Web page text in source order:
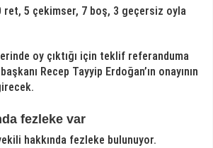
ret, 5 çekimser, 7 boş, 3 geçersiz oyla
oy çıktığı için teklif referanduma
Recep Tayyip Erdoğan’ın onayının
fezleke var
hakkında fezleke bulunuyor.